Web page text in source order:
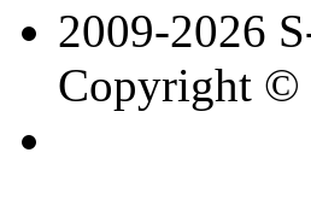
2009-2026
Copyright ©